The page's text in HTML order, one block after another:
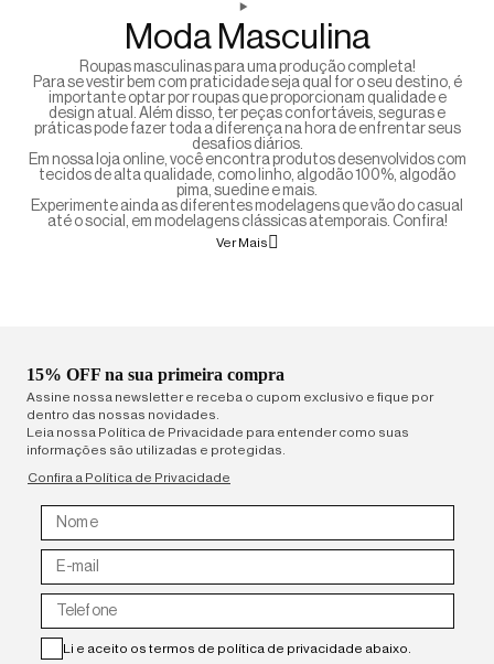
Moda Masculina
Roupas masculinas para uma produção completa!
Para se vestir bem com praticidade seja qual for o seu destino, é
importante optar por roupas que proporcionam qualidade e
design atual. Além disso, ter peças confortáveis, seguras e
práticas pode fazer toda a diferença na hora de enfrentar seus
desafios diários.
Em nossa loja online, você encontra produtos desenvolvidos com
tecidos de alta qualidade, como linho, algodão 100%, algodão
pima, suedine e mais.
Experimente ainda as diferentes modelagens que vão do casual
até o social, em modelagens clássicas atemporais. Confira!
Ver Mais
15% OFF na sua primeira compra
Assine nossa newsletter e receba o cupom exclusivo e fique por
dentro das nossas novidades.
Leia nossa Política de Privacidade para entender como suas
informações são utilizadas e protegidas.
Confira a Política de Privacidade
Li e aceito os termos de política de privacidade abaixo.